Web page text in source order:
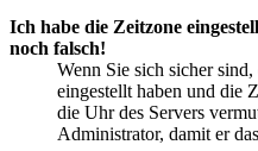
Ich habe die Zeitzone
noch falsch!
Wenn Sie sich sicher
eingestellt haben und die
die Uhr des Servers
Administrator, damit er